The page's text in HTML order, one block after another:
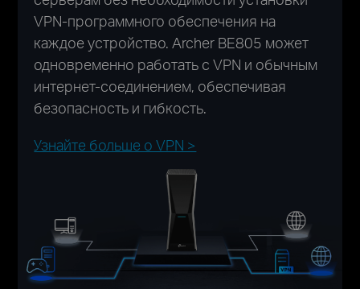
VPN-программного обеспечения на
каждое устройство. Archer BE805 может
одновременно работать с VPN и обычным
интернет-соединением, обеспечивая
безопасность и гибкость.
Узнайте больше о VPN >